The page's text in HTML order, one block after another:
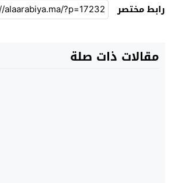
رابط مختصر
مقالات ذات صلة